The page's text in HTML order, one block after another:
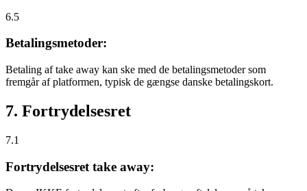
6.5
Betalingsmetoder:
Betaling af take away kan ske med de betalingsmetoder som
fremgår af platformen, typisk de gængse danske betalingskort.
7. Fortrydelsesret
7.1
Fortrydelsesret take away: